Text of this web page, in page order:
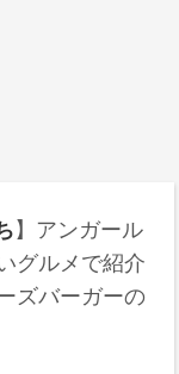
】アンガール
グルメで紹介
ズバーガーの